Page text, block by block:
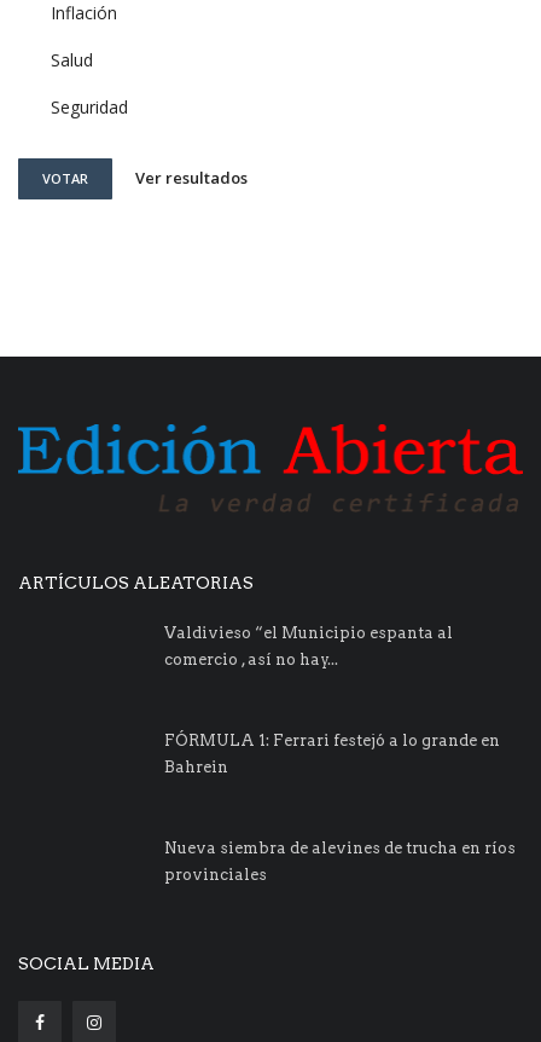
Inflación
Salud
Seguridad
VOTAR Ver resultados
ARTÍCULOS ALEATORIAS
Valdivieso “el Municipio espanta al
comercio , así no hay...
FÓRMULA 1: Ferrari festejó a lo grande en
Bahrein
Nueva siembra de alevines de trucha en ríos
provinciales
SOCIAL MEDIA